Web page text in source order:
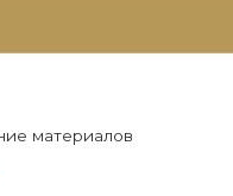
материалов